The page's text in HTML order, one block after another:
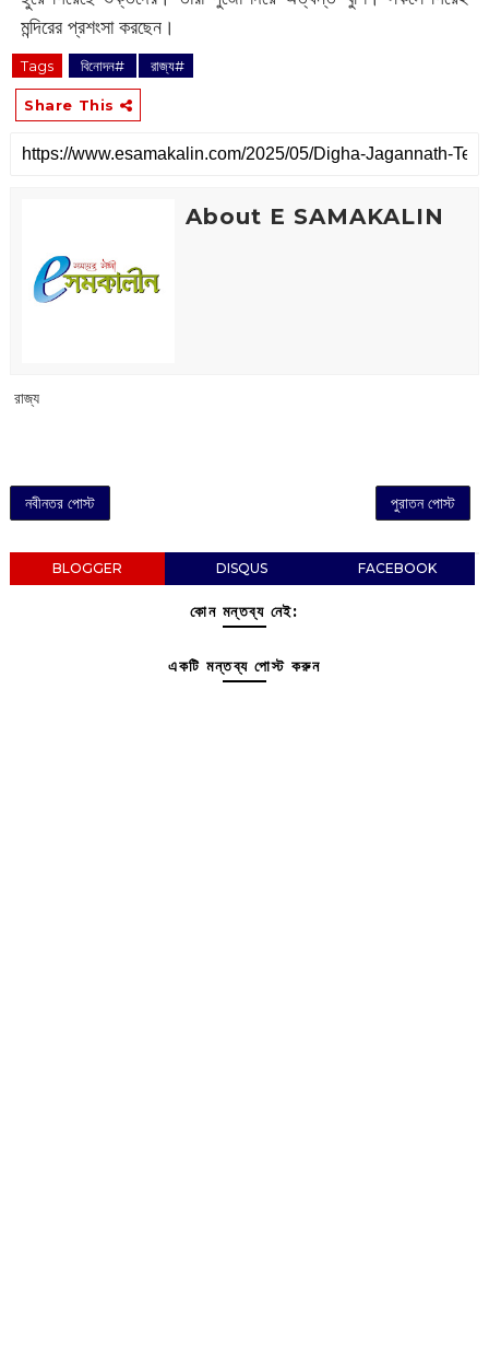
মন্দিরের প্রশংসা করছেন।‌
Tags ‌ বিনোদন# ‌ রাজ্য#
Share This
About E SAMAKALIN
‌ রাজ্য
নবীনতর পোস্ট পুরাতন পোস্ট
BLOGGER DISQUS FACEBOOK
কোন মন্তব্য নেই:
একটি মন্তব্য পোস্ট করুন